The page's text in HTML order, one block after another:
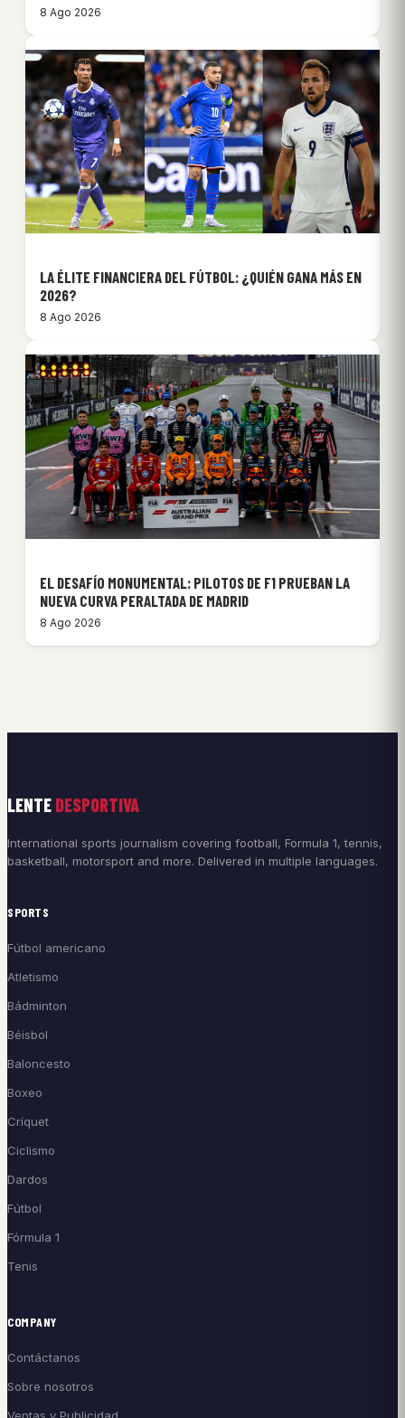
8 Ago 2026
LA ÉLITE FINANCIERA DEL FÚTBOL: ¿QUIÉN GANA MÁS EN
2026?
8 Ago 2026
EL DESAFÍO MONUMENTAL: PILOTOS DE F1 PRUEBAN LA
NUEVA CURVA PERALTADA DE MADRID
8 Ago 2026
LENTE DESPORTIVA
International sports journalism covering football, Formula 1, tennis,
basketball, motorsport and more. Delivered in multiple languages.
SPORTS
Fútbol americano
Atletismo
Bádminton
Béisbol
Baloncesto
Boxeo
Críquet
Ciclismo
Dardos
Fútbol
Fórmula 1
Tenis
COMPANY
Contáctanos
Sobre nosotros
Ventas y Publicidad